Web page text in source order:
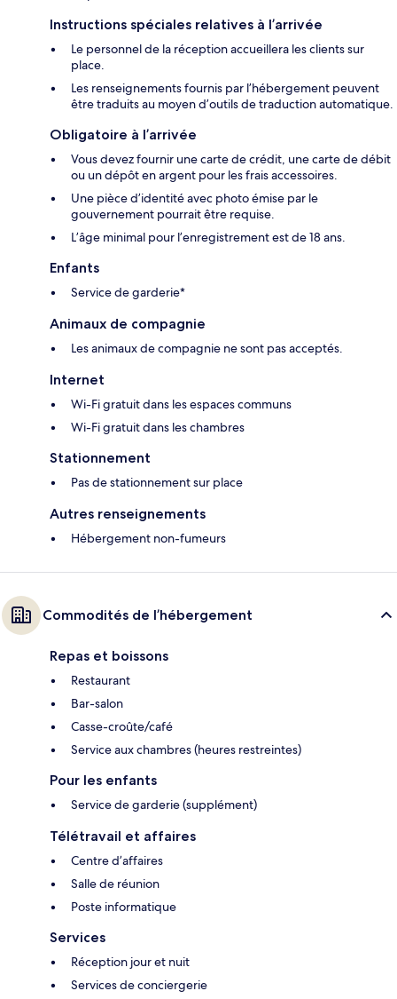
Instructions spéciales relatives à l’arrivée
Le personnel de la réception accueillera les clients sur
place.
Les renseignements fournis par l’hébergement peuvent
être traduits au moyen d’outils de traduction automatique.
Obligatoire à l’arrivée
Vous devez fournir une carte de crédit, une carte de débit
ou un dépôt en argent pour les frais accessoires.
Une pièce d’identité avec photo émise par le
gouvernement pourrait être requise.
L’âge minimal pour l’enregistrement est de 18 ans.
Enfants
Service de garderie*
Animaux de compagnie
Les animaux de compagnie ne sont pas acceptés.
Internet
Wi-Fi gratuit dans les espaces communs
Wi-Fi gratuit dans les chambres
Stationnement
Pas de stationnement sur place
Autres renseignements
Hébergement non-fumeurs
Commodités de l’hébergement
Repas et boissons
Restaurant
Bar-salon
Casse-croûte/café
Service aux chambres (heures restreintes)
Pour les enfants
Service de garderie (supplément)
Télétravail et affaires
Centre d’affaires
Salle de réunion
Poste informatique
Services
Réception jour et nuit
Services de conciergerie